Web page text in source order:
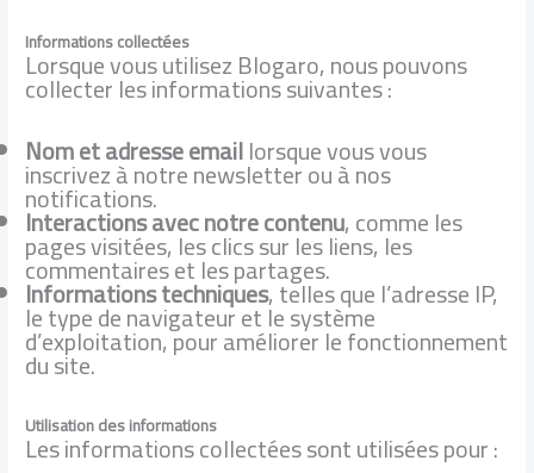
Informations collectées
Lorsque vous utilisez Blogaro, nous pouvons
collecter les informations suivantes :
Nom et adresse emaillorsque vous vous
inscrivez à notre newsletter ou à nos
notifications.
Interactions avec notre contenu, comme les
pages visitées, les clics sur les liens, les
commentaires et les partages.
Informations techniques, telles que l’adresse IP,
le type de navigateur et le système
d’exploitation, pour améliorer le fonctionnement
du site.
Utilisation des informations
Les informations collectées sont utilisées pour :